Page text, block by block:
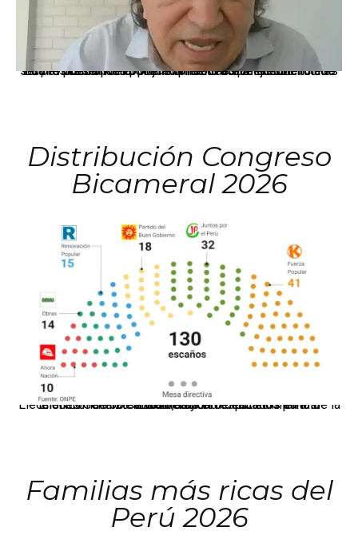
La presidenta Keiko Fujimori informó que la solicitud de indulto presentada por el expresidente Alejandro Toledo será evaluada por la Comisión de Gracias Presidenciales conforme al procedimiento establecido.
Distribución Congreso
Bicameral 2026
El JNE oficializó la distribución de escaños para la elección de 60 senadores y 130 diputados en las Elecciones Generales 2026, tras el restablecimiento de la Bicameralidad.
Familias más ricas del
Perú 2026